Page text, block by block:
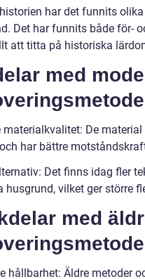
har det funnits
Det har funnits både för-
att titta på historiska
med
materialkvalitet: De
har bättre
Det finns idag fler
husgrund, vilket ger större
med
hållbarhet: Äldre metoder